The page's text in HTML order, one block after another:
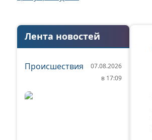
Лента новостей
Происшествия
07.08.2026
в 17:09